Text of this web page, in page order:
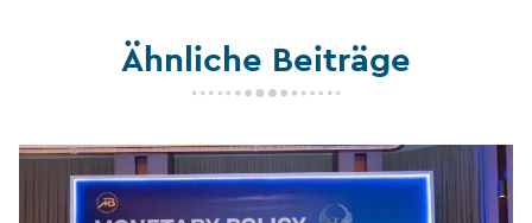
Ähnliche Beiträge